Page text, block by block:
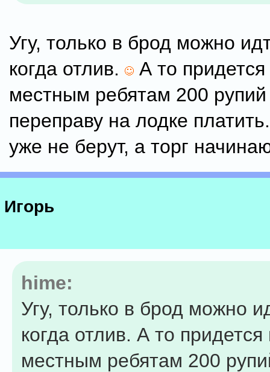
Угу, только в брод можно
когда отлив.
А то
местным ребятам 200 рупий
переправу на лодке
уже не берут, а торг
Игорь
hime:
Угу, только в брод можно
когда отлив. А то
местным ребятам 200